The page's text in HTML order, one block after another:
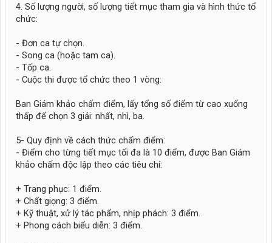
4. Số lượng người, số lượng tiết mục tham gia và hình thức tổ
chức:
- Đơn ca tự chọn.
- Song ca (hoặc tam ca).
- Tốp ca.
- Cuộc thi được tổ chức theo 1 vòng:
Ban Giám khảo chấm điểm, lấy tổng số điểm từ cao xuống
thấp để chọn 3 giải: nhất, nhì, ba.
5- Quy định về cách thức chấm điểm:
- Điểm cho từng tiết mục tối đa là 10 điểm, được Ban Giám
khảo chấm độc lập theo các tiêu chí:
+ Trang phục: 1 điểm.
+ Chất giọng: 3 điểm.
+ Kỹ thuật, xử l‎‎‎ý tác phẩm, nhịp phách: 3 điểm.
+ Phong cách biểu diễn: 3 điểm.